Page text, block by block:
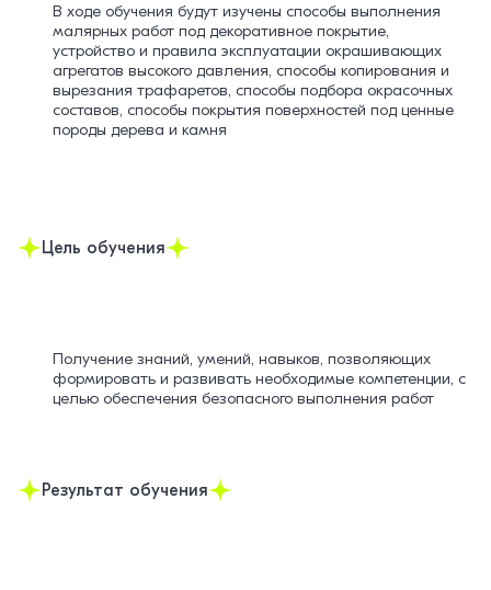
В ходе обучения будут изучены способы выполнения
малярных работ под декоративное покрытие,
устройство и правила эксплуатации окрашивающих
агрегатов высокого давления, способы копирования и
вырезания трафаретов, способы подбора окрасочных
составов, способы покрытия поверхностей под ценные
породы дерева и камня
Цель обучения
Получение знаний, умений, навыков, позволяющих
формировать и развивать необходимые компетенции, с
целью обеспечения безопасного выполнения работ
Результат обучения